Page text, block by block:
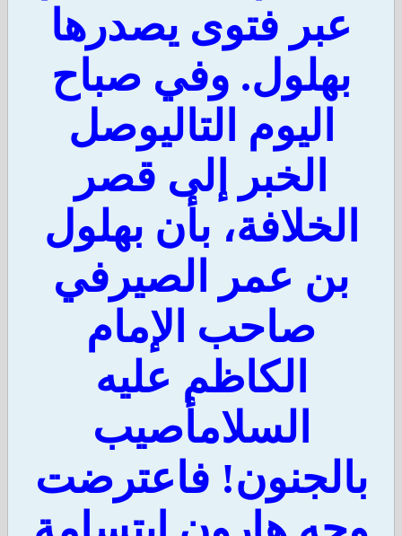
عبر فتوى يصدرها
بهلول. وفي صباح
اليوم التاليوصل
الخبر إلى قصر
بأن بهلول
بن عمر الصيرفي
صاحب الإمام
الكاظم عليه
السلامأصيب
فاعترضت